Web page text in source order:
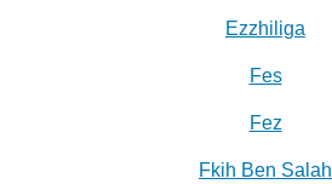
Ezzhiliga
Fes
Fez
Fkih Ben Salah